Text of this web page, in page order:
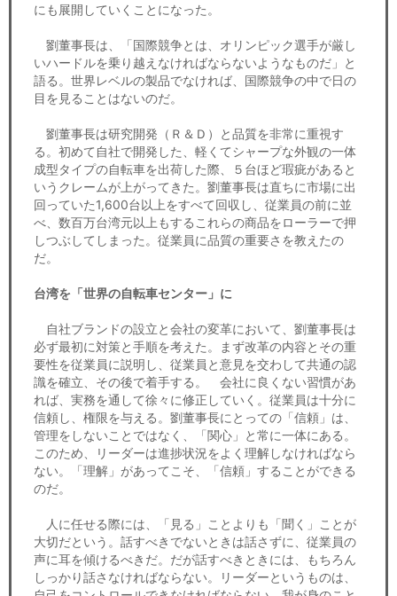
にも展開していくことになった。
劉董事長は、「国際競争とは、オリンピック選手が厳し
いハードルを乗り越えなければならないようなものだ」と
語る。世界レベルの製品でなければ、国際競争の中で日の
目を見ることはないのだ。
劉董事長は研究開発（Ｒ＆Ｄ）と品質を非常に重視す
る。初めて自社で開発した、軽くてシャープな外観の一体
成型タイプの自転車を出荷した際、５台ほど瑕疵があると
いうクレームが上がってきた。劉董事長は直ちに市場に出
回っていた1,600台以上をすべて回収し、従業員の前に並
べ、数百万台湾元以上もするこれらの商品をローラーで押
しつぶしてしまった。従業員に品質の重要さを教えたの
だ。
台湾を「世界の自転車センター」に
自社ブランドの設立と会社の変革において、劉董事長は
必ず最初に対策と手順を考えた。まず改革の内容とその重
要性を従業員に説明し、従業員と意見を交わして共通の認
識を確立、その後で着手する。 会社に良くない習慣があ
れば、実務を通して徐々に修正していく。従業員は十分に
信頼し、権限を与える。劉董事長にとっての「信頼」は、
管理をしないことではなく、「関心」と常に一体にある。
このため、リーダーは進捗状況をよく理解しなければなら
ない。「理解」があってこそ、「信頼」することができる
のだ。
人に任せる際には、「見る」ことよりも「聞く」ことが
大切だという。話すべきでないときは話さずに、従業員の
声に耳を傾けるべきだ。だが話すべきときには、もちろん
しっかり話さなければならない。リーダーというものは、